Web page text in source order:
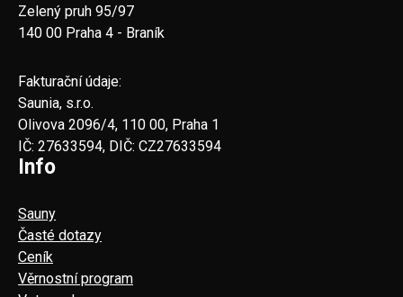
Zelený pruh 95/97
140 00 Praha 4 - Braník
Fakturační údaje:
Saunia, s.r.o.
Olivova 2096/4, 110 00, Praha 1
IČ: 27633594, DIČ: CZ27633594
Info
Sauny
Časté dotazy
Ceník
Věrnostní program